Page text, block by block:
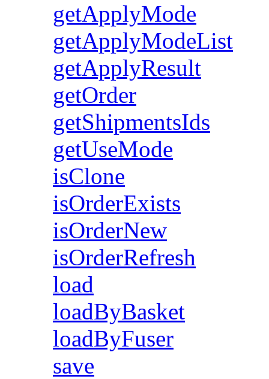
getApplyMode
getApplyModeList
getApplyResult
getOrder
getShipmentsIds
getUseMode
isClone
isOrderExists
isOrderNew
isOrderRefresh
load
loadByBasket
loadByFuser
save